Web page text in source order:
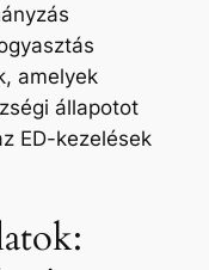
amelyek
állapotot
ED-kezelések